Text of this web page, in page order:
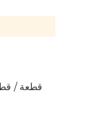
1000000